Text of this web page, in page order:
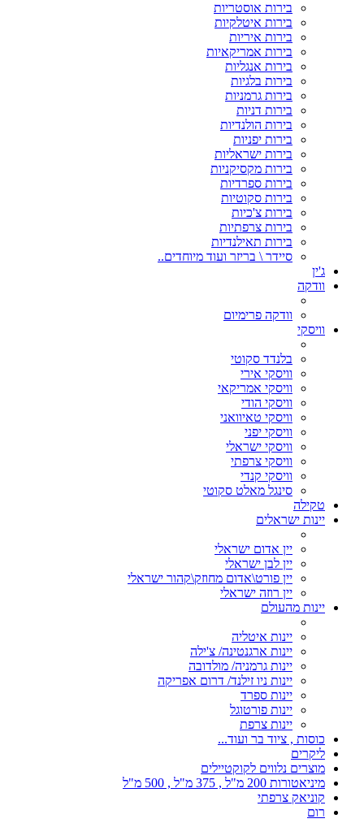
בירות אוסטריות
בירות איטלקיות
בירות איריות
בירות אמריקאיות
בירות אנגליות
בירות בלגיות
בירות גרמניות
בירות דניות
בירות הולנדיות
בירות יפניות
בירות ישראליות
בירות מקסיקניות
בירות ספרדיות
בירות סקוטיות
בירות צ'כיות
בירות צרפתיות
בירות תאילנדיות
סיידר \ בריזר ועוד מיוחדים..
ג'ין
וודקה
וודקה פרימיום
וויסקי
בלנדד סקוטי
וויסקי אירי
וויסקי אמריקאי
וויסקי הודי
וויסקי טאיוואני
וויסקי יפני
וויסקי ישראלי
וויסקי צרפתי
וויסקי קנדי
סינגל מאלט סקוטי
טקילה
יינות ישראלים
יין אדום ישראלי
יין לבן ישראלי
יין פורט\אדום מחוזק\קהור ישראלי
יין רוזה ישראלי
יינות מהעולם
יינות איטליה
יינות ארגנטינה/ צ'ילה
יינות גרמניה/ מולדובה
יינות ניו זילנד/ דרום אפריקה
יינות ספרד
יינות פורטוגל
יינות צרפת
כוסות , ציוד בר ועוד...
ליקרים
מוצרים נלווים לקוקטיילים
מיניאטורות 200 מ"ל , 375 מ"ל , 500 מ"ל
קוניאק צרפתי
רום